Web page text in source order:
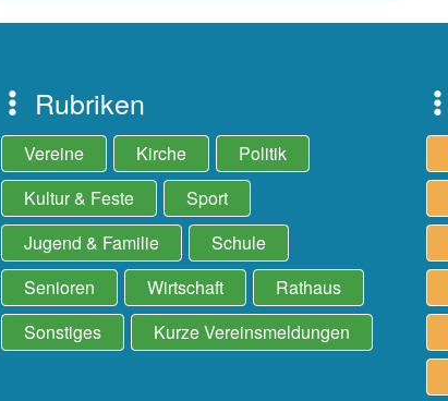
Rubriken
Vereine Kirche
Politik
Kultur & Feste
Sport
Jugend & Familie
Schule
Senioren
Wirtschaft
Rathaus
Sonstiges
Kurze Vereinsmeldungen